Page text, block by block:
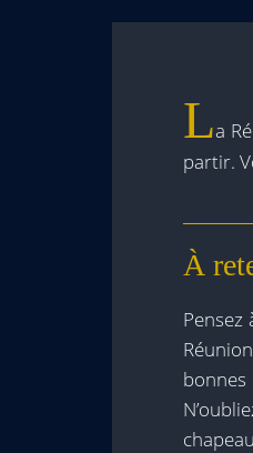
La
partir.
À
Pensez